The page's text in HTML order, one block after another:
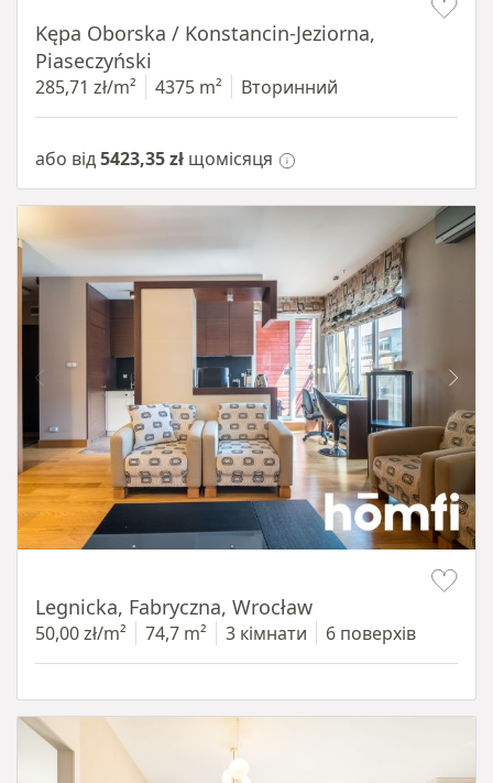
Kępa Oborska / Konstancin-Jeziorna,
Piaseczyński
285,71 zł/m² 4375 m² Вторинний
або від5423,35 zł щомісяця
Legnicka, Fabryczna, Wrocław
50,00 zł/m² 74,7 m² 3 кімнати 6 поверхів